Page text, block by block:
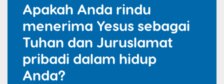
Apakah Anda rindu
menerima Yesus sebagai
Tuhan dan Juruslamat
pribadi dalam hidup
Anda?